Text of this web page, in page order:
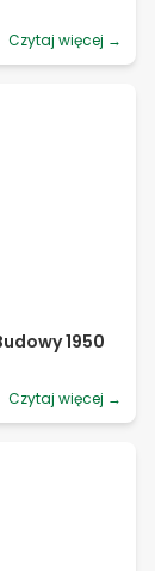
Czytaj więcej →
1950
Czytaj więcej →